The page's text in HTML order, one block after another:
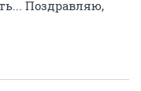
Поздравляю,